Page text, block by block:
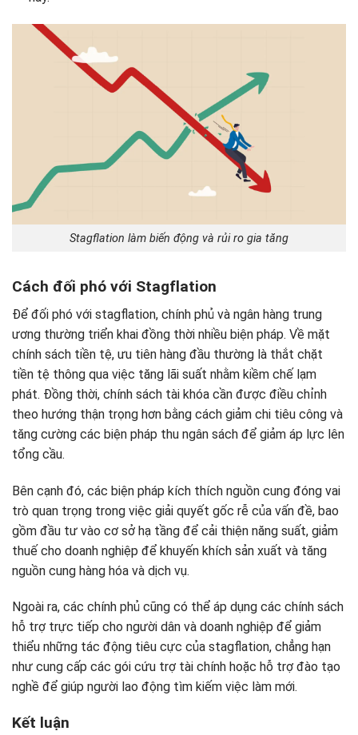
Stagflation làm biến động và rủi ro gia tăng
Cách đối phó với Stagflation
Để đối phó với stagflation, chính phủ và ngân hàng trung
ương thường triển khai đồng thời nhiều biện pháp. Về mặt
chính sách tiền tệ, ưu tiên hàng đầu thường là thắt chặt
tiền tệ thông qua việc tăng lãi suất nhằm kiềm chế lạm
phát. Đồng thời, chính sách tài khóa cần được điều chỉnh
theo hướng thận trọng hơn bằng cách giảm chi tiêu công và
tăng cường các biện pháp thu ngân sách để giảm áp lực lên
tổng cầu.
Bên cạnh đó, các biện pháp kích thích nguồn cung đóng vai
trò quan trọng trong việc giải quyết gốc rễ của vấn đề, bao
gồm đầu tư vào cơ sở hạ tầng để cải thiện năng suất, giảm
thuế cho doanh nghiệp để khuyến khích sản xuất và tăng
nguồn cung hàng hóa và dịch vụ.
Ngoài ra, các chính phủ cũng có thể áp dụng các chính sách
hỗ trợ trực tiếp cho người dân và doanh nghiệp để giảm
thiểu những tác động tiêu cực của stagflation, chẳng hạn
như cung cấp các gói cứu trợ tài chính hoặc hỗ trợ đào tạo
nghề để giúp người lao động tìm kiếm việc làm mới.
Kết luận